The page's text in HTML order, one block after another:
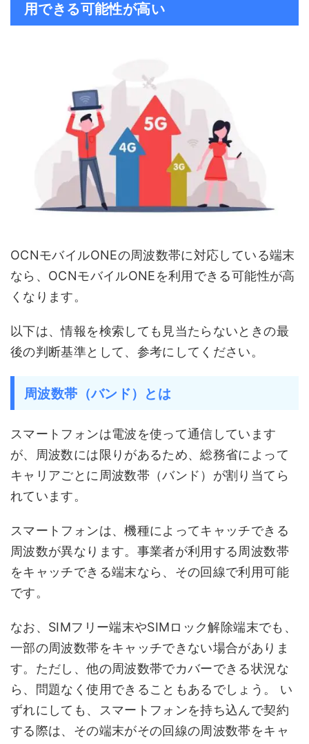
用できる可能性が高い
OCNモバイルONEの周波数帯に対応している端末
なら、OCNモバイルONEを利用できる可能性が高
くなります。
以下は、情報を検索しても見当たらないときの最
後の判断基準として、参考にしてください。
周波数帯（バンド）とは
スマートフォンは電波を使って通信しています
が、周波数には限りがあるため、総務省によって
キャリアごとに周波数帯（バンド）が割り当てら
れています。
スマートフォンは、機種によってキャッチできる
周波数が異なります。事業者が利用する周波数帯
をキャッチできる端末なら、その回線で利用可能
です。
なお、SIMフリー端末やSIMロック解除端末でも、
一部の周波数帯をキャッチできない場合がありま
す。ただし、他の周波数帯でカバーできる状況な
ら、問題なく使用できることもあるでしょう。 い
ずれにしても、スマートフォンを持ち込んで契約
する際は、その端末がその回線の周波数帯をキャ